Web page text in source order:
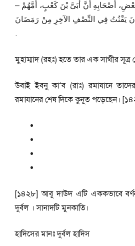
أَصْحَابِهِ أَنَّ أُبَىَّ بْنَ كَعْبٍ، أَمَّهُمْ –
يَقْنُتُ فِي النِّصْفِ الآخِرِ مِنْ رَمَضَانَ
‏.‏
মুহাম্মাদ (রহঃ) হতে তার এক সাথীর সূত্র
উবাই ইবনু কা‘ব (রাঃ) রমাযানে
রমাযানের শেষ দিকে কুনূত পড়েছেন।
[১৪২৮] আবূ দাউদ এটি এককভাবে
দুর্বল । সানাদটি মুনকাতি।
হাদিসের মানঃদুর্বল হাদিস